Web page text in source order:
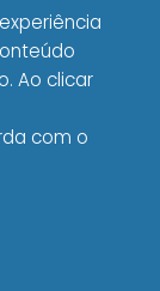
Ao clicar
com o